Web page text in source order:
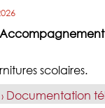
scolaires.
› Documentation